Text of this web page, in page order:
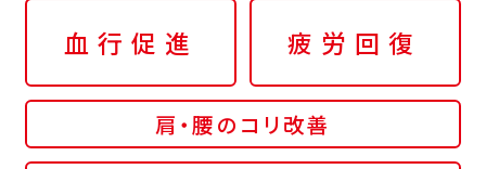
血行促進 疲労回復
肩・腰のコリ改善